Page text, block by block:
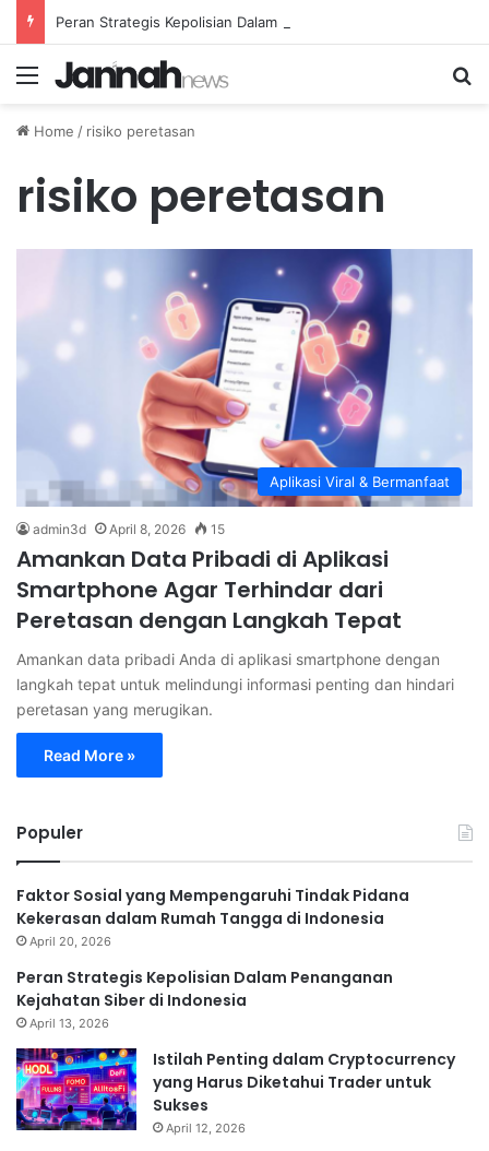
Menu
Home / risiko peretasan
risiko peretasan
Aplikasi Viral & Bermanfaat
admin3d April 8, 2026 15
Amankan Data Pribadi di Aplikasi
Smartphone Agar Terhindar dari
Peretasan dengan Langkah Tepat
Amankan data pribadi Anda di aplikasi smartphone dengan
langkah tepat untuk melindungi informasi penting dan hindari
peretasan yang merugikan.
Read More »
Populer
Faktor Sosial yang Mempengaruhi Tindak Pidana
Kekerasan dalam Rumah Tangga di Indonesia
April 20, 2026
Peran Strategis Kepolisian Dalam Penanganan
Kejahatan Siber di Indonesia
April 13, 2026
Istilah Penting dalam Cryptocurrency
yang Harus Diketahui Trader untuk
Sukses
April 12, 2026